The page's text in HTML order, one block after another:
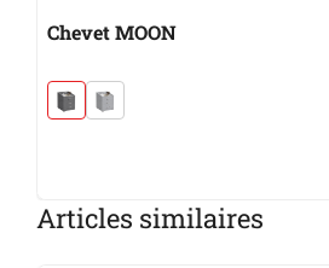
Chevet MOON
Articles similaires